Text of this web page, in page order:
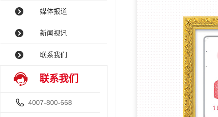
媒体报道
新闻视讯
联系我们
联系我们
4007-800-668